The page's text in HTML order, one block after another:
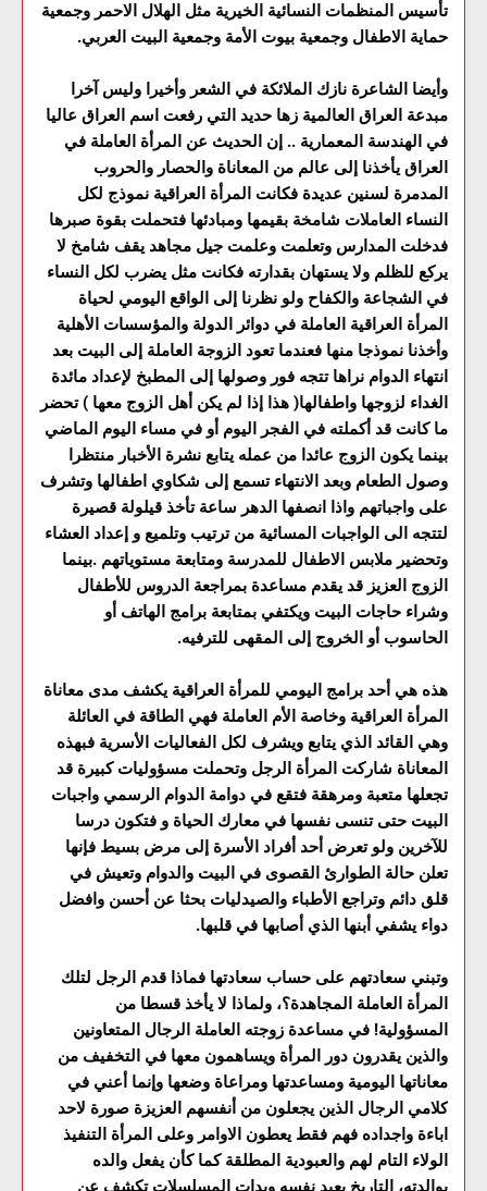
تأسيس المنظمات النسائية الخيرية مثل الهلال الاحمر وجمعية
حماية الاطفال وجمعية بيوت الأمة وجمعية البيت العربي.
وأيضا الشاعرة نازك الملائكة في الشعر وأخيرا وليس آخرا
مبدعة العراق العالمية زها حديد التي رفعت اسم العراق عاليا
في الهندسة المعمارية .. إن الحديث عن المرأة العاملة في
العراق يأخذنا إلى عالم من المعاناة والحصار والحروب
المدمرة لسنين عديدة فكانت المرأة العراقية نموذج لكل
النساء العاملات شامخة بقيمها ومبادئها فتحملت بقوة صبرها
فدخلت المدارس وتعلمت وعلمت جيل مجاهد يقف شامخ لا
يركع للظلم ولا يستهان بقدارته فكانت مثل يضرب لكل النساء
في الشجاعة والكفاح ولو نظرنا إلى الواقع اليومي لحياة
المرأة العراقية العاملة في دوائر الدولة والمؤسسات الأهلية
وأخذنا نموذجا منها فعندما تعود الزوجة العاملة إلى البيت بعد
انتهاء الدوام نراها تتجه فور وصولها إلى المطبخ لإعداد مائدة
الغداء لزوجها واطفالها( هذا إذا لم يكن أهل الزوج معها ) تحضر
ما كانت قد أكملته في الفجر اليوم أو في مساء اليوم الماضي
بينما يكون الزوج عائدا من عمله يتابع نشرة الأخبار منتظرا
وصول الطعام وبعد الانتهاء تسمع إلى شكاوي اطفالها وتشرف
على واجباتهم واذا انصفها الدهر ساعة تأخذ قيلولة قصيرة
لتتجه الى الواجبات المسائية من ترتيب وتلميع و إعداد العشاء
وتحضير ملابس الاطفال للمدرسة ومتابعة مستوياتهم .بينما
الزوج العزيز قد يقدم مساعدة بمراجعة الدروس للأطفال
وشراء حاجات البيت ويكتفي بمتابعة برامج الهاتف أو
الحاسوب أو الخروج إلى المقهى للترفيه.
هذه هي أحد برامج اليومي للمرأة العراقية يكشف مدى معاناة
المرأة العراقية وخاصة الأم العاملة فهي الطاقة في العائلة
وهي القائد الذي يتابع ويشرف لكل الفعاليات الأسرية فبهذه
المعاناة شاركت المرأة الرجل وتحملت مسؤوليات كبيرة قد
تجعلها متعبة ومرهقة فتقع في دوامة الدوام الرسمي واجبات
البيت حتى تنسى نفسها في معارك الحياة و فتكون درسا
للآخرين ولو تعرض أحد أفراد الأسرة إلى مرض بسيط فإنها
تعلن حالة الطوارئ القصوى في البيت والدوام وتعيش في
قلق دائم وتراجع الأطباء والصيدليات بحثا عن أحسن وافضل
دواء يشفي أبنها الذي أصابها في قلبها.
وتبني سعادتهم على حساب سعادتها فماذا قدم الرجل لتلك
المرأة العاملة المجاهدة؟، ولماذا لا يأخذ قسطا من
المسؤولية! في مساعدة زوجته العاملة الرجال المتعاونين
والذين يقدرون دور المرأة ويساهمون معها في التخفيف من
معاناتها اليومية ومساعدتها ومراعاة وضعها وإنما أعني في
كلامي الرجال الذين يجعلون من أنفسهم العزيزة صورة لاحد
اباءة واجداده فهم فقط يعطون الاوامر وعلى المرأة التنفيذ
الولاء التام لهم والعبودية المطلقة كما كأن يفعل والده
بوالدته، التاريخ يعيد نفسه وبدات المسلسلات تكشف عن